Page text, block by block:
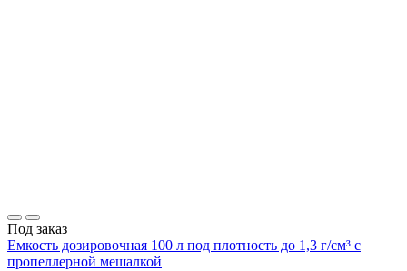
Под заказ
Емкость дозировочная 100 л под плотность до 1,3 г/см³ с
пропеллерной мешалкой